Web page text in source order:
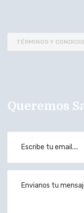
TÉRMINOS Y
Queremos